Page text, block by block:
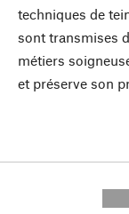
techniques de
sont transmises
métiers
et préserve son